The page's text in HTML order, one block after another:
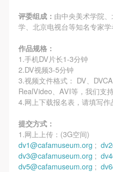
评委组成： 由中央美术学院
学、北京电视台等知名专家
作品规格：
1.手机DV片长1-3分钟
2.DV视频3-5分钟
3.视频文件格式： DV、
RealVideo、AVI等，我们支
4.网上下载报名表，请填写作
提交方式：
1.网上上传：(3G空间)
dv1@cafamuseum.org ;
dv3@cafamuseum.org ;
dv5@cafamuseum.org ;